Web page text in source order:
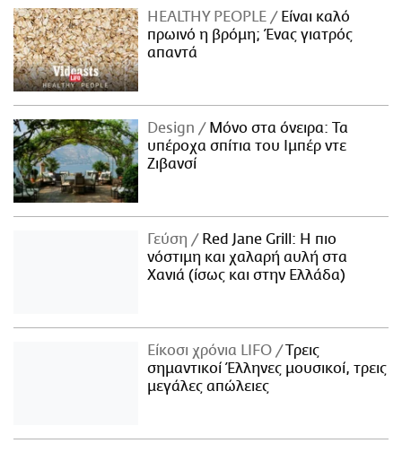
HEALTHY PEOPLE
Είναι καλό
πρωινό η βρόμη; Ένας γιατρός
απαντά
Design
Μόνο στα όνειρα: Τα
υπέροχα σπίτια του Ιμπέρ ντε
Ζιβανσί
Γεύση
Red Jane Grill: Η πιο
νόστιμη και χαλαρή αυλή στα
Χανιά (ίσως και στην Ελλάδα)
Είκοσι χρόνια LIFO
Tρεις
σημαντικοί Έλληνες μουσικοί, τρεις
μεγάλες απώλειες